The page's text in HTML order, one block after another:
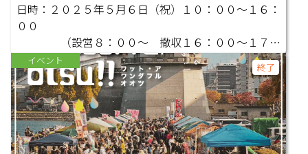
日時：２０２５年５月６日（祝）１０：００～１６：
００
（設営８：００～ 撤収１６：００～１７：
００（予定））
イベント
終了